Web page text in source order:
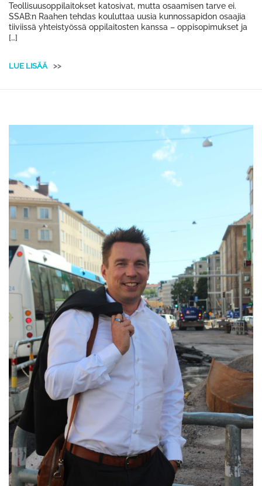
Teollisuusoppilaitokset katosivat, mutta osaamisen tarve ei.
SSAB:n Raahen tehdas kouluttaa uusia kunnossapidon osaajia
tiiviissä yhteistyössä oppilaitosten kanssa – oppisopimukset ja
[…]
LUE LISÄÄ >>